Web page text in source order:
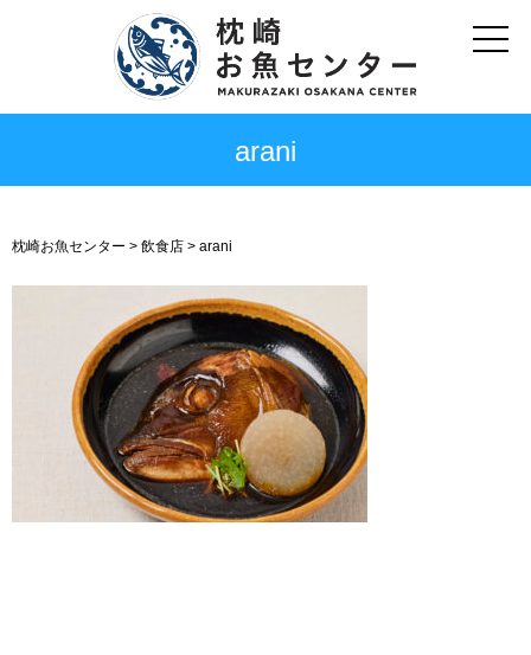
arani
枕崎お魚センター >飲食店>arani